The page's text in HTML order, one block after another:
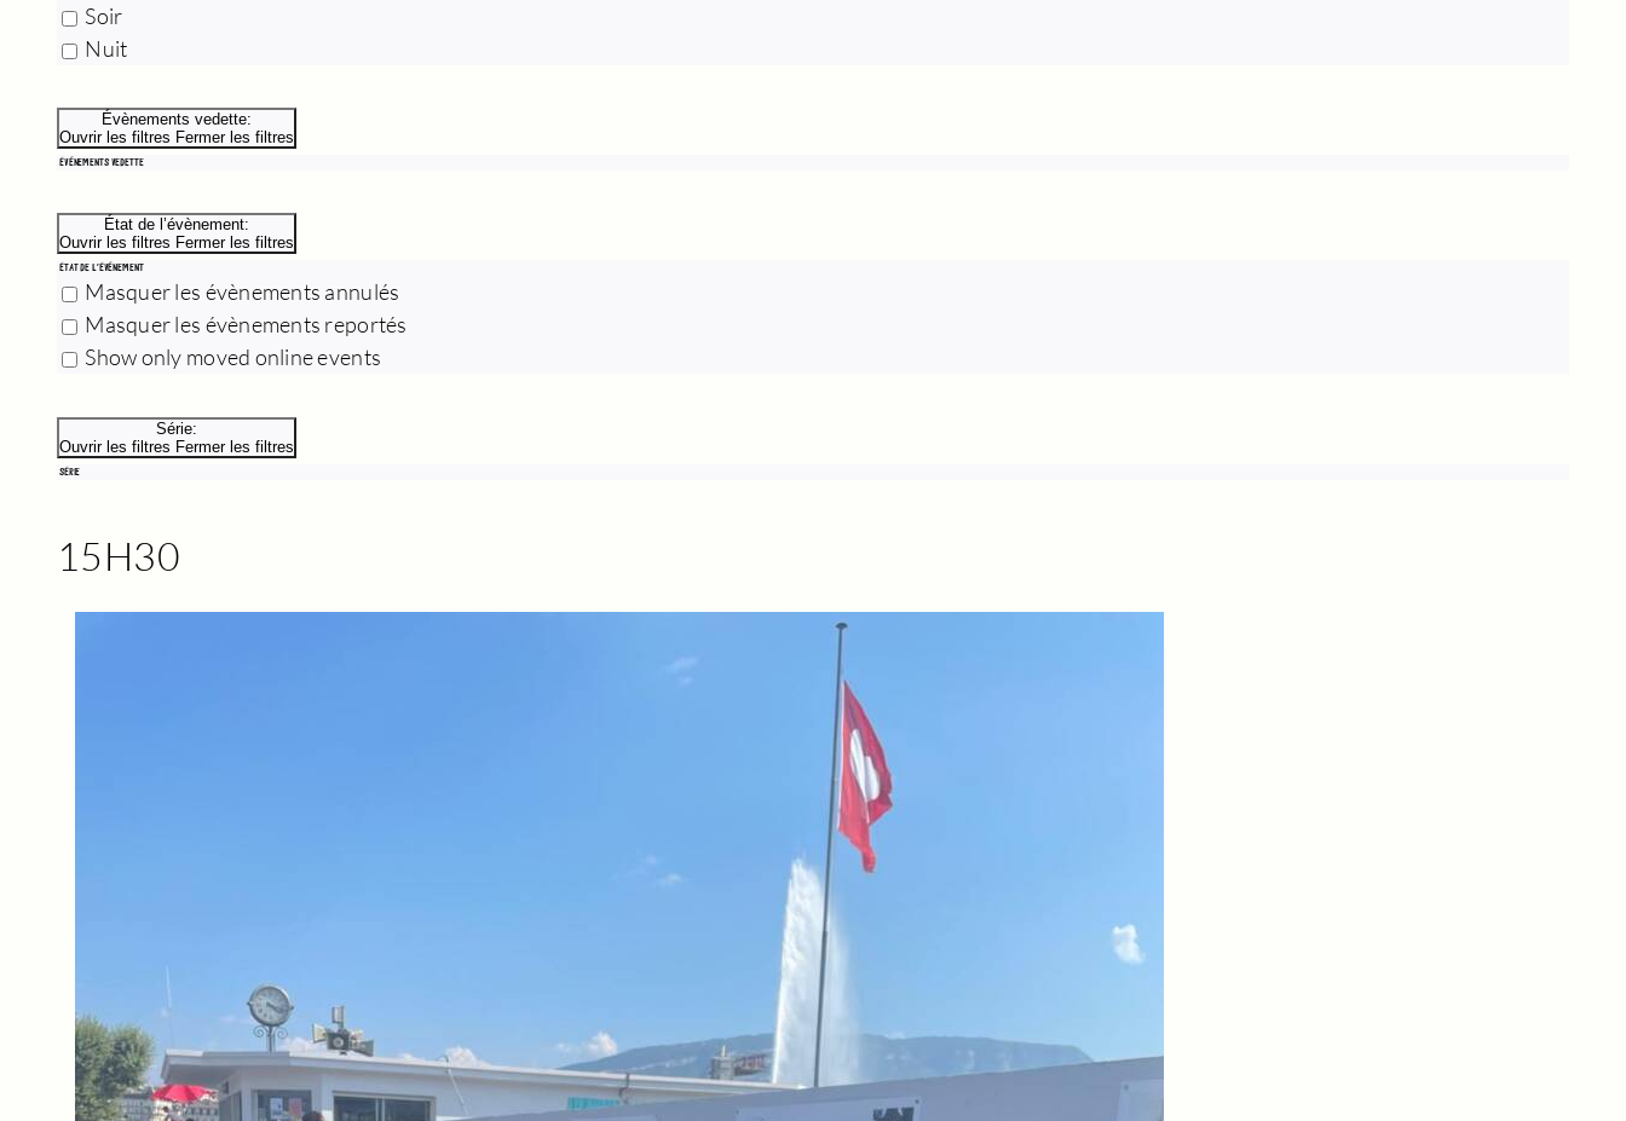
Soir
Nuit
Évènements vedette:
Ouvrir les filtres Fermer les filtres
ÉVÈNEMENTS VEDETTE
État de l’évènement:
Ouvrir les filtres Fermer les filtres
ÉTAT DE L’ÉVÈNEMENT
Masquer les évènements annulés
Masquer les évènements reportés
Show only moved online events
Série:
Ouvrir les filtres Fermer les filtres
SÉRIE
15H30